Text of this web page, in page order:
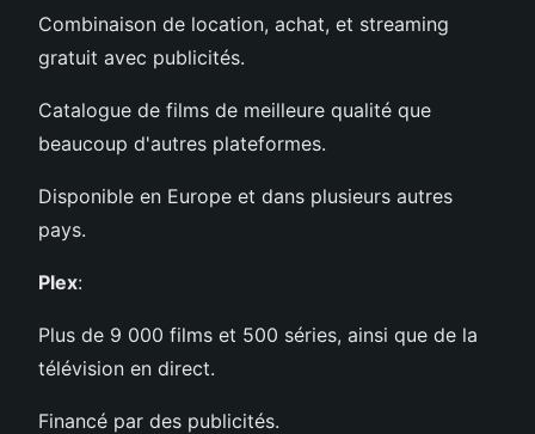
Combinaison de location, achat, et streaming
gratuit avec publicités.
Catalogue de films de meilleure qualité que
beaucoup d'autres plateformes.
Disponible en Europe et dans plusieurs autres
pays.
Plex:
Plus de 9 000 films et 500 séries, ainsi que de la
télévision en direct.
Financé par des publicités.